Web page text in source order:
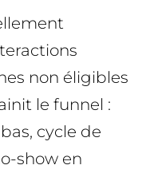
non éligibles
le funnel :
cycle de
show en